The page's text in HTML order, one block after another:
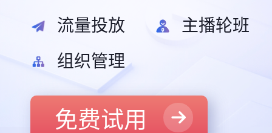
流量投放
主播轮班
组织管理
免费试用